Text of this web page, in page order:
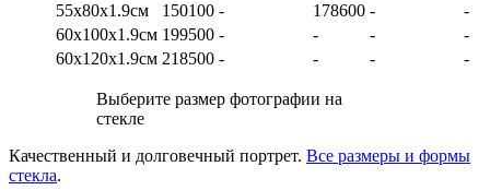
55х80х1.9см
150100 - 178600 -
-
60х100х1.9см 199500 - - -
-
60х120х1.9см 218500 - - - -
Выберите размер фотографии на
стекле
Качественный и долговечный портрет. Все размеры и формы
стекла.